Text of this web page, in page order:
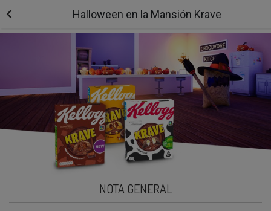
Halloween en la Mansión Krave
NOTA GENERAL